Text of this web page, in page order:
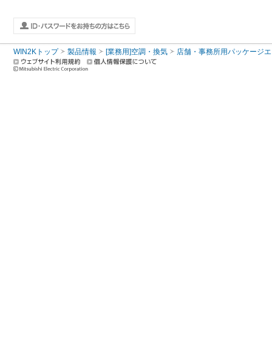
WIN2Kトップ 製品情報 [業務用]空調・換気 店舗・事務所用パッケージ